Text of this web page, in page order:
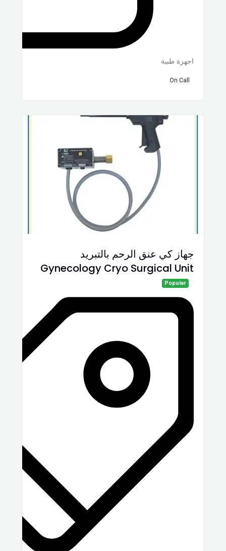
اجهزة طبية
On Call
جهاز كي عنق الرحم بالتبريد
Gynecology Cryo Surgical Unit
Popular